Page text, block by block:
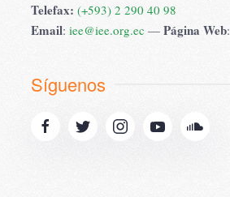
Telefax: (+593) 2 290 40 98
Email: iee@iee.org.ec — Página Web:
Síguenos